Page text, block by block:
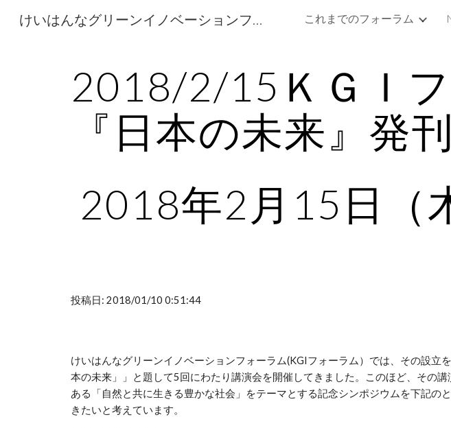
Skip to main content
けいはんなグリーンイノベーションフォーラム Keihannna Green Innovation Forum これまでのフォーラム
2018/2/15ＫＧＩ
『日本の未来』発
2018年2月15日（
投稿日: 2018/01/10 0:51:44
けいはんなグリーンイノベーションフォーラム(KGIフォーラム）では、その設
本の未来」」と題して5回にわたり講演会を開催してきました。このほど、その
ある「自然と共に生きる豊かな社会」をテーマとする記念シンポジウムを下記
きたいと考えています。